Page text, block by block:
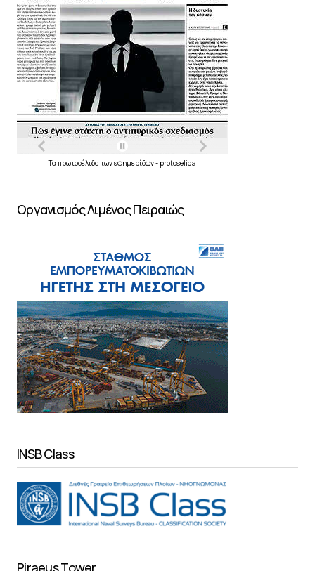
Τα πρωτοσέλιδα τωνεφημερίδων- protoselida
Οργανισμός Λιμένος Πειραιώς
INSB Class